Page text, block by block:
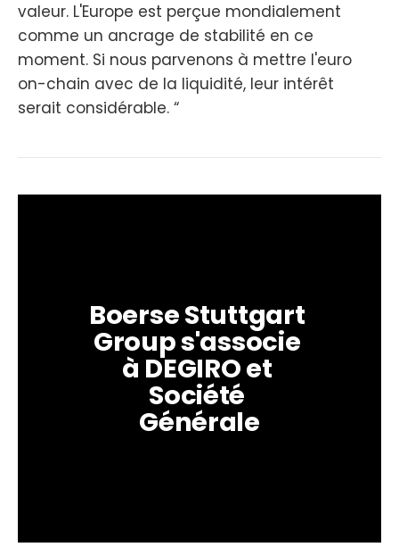
valeur. L'Europe est perçue mondialement
comme un ancrage de stabilité en ce
moment. Si nous parvenons à mettre l'euro
on-chain avec de la liquidité, leur intérêt
serait considérable. “
Boerse Stuttgart
Group s'associe
à DEGIRO et
Société
Générale